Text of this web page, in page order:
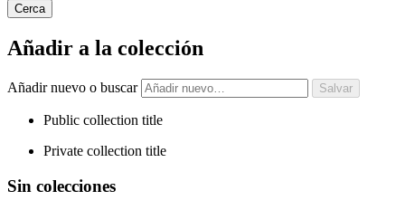
Cerca
Añadir a la colección
Añadir nuevo o buscar
Public collection title
Private collection title
Sin colecciones